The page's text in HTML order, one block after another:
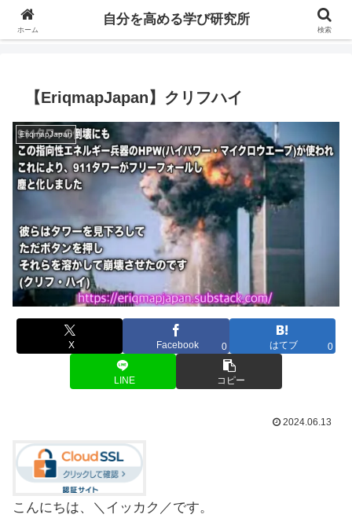
自分の価値を高めるための学びについて研究し、セミナーや情報（ブログ、動
【EriqmapJapan】クリフハイ
EriqmapJapan
X Facebook 0 はてブ 0
LINE コピー
2024.06.13
こんにちは、＼イッカク／です。
ホーム
自分を高める学び研究所
検索